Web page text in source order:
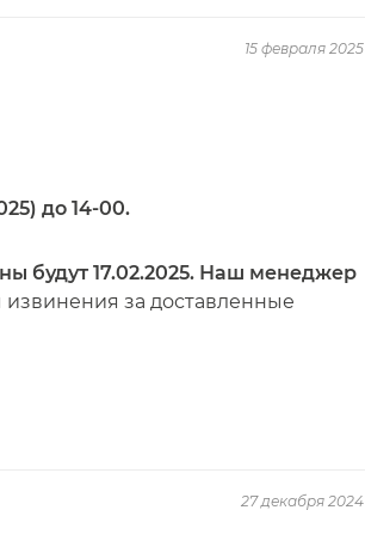
15 февраля 2025
до 14-00.
будут 17.02.2025. Наш менеджер
за доставленные
27 декабря 2024